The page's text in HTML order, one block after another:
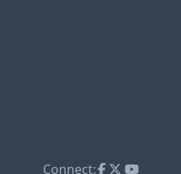
Connect: